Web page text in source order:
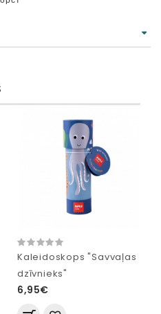
Kaleidoskops "Savvaļas
dzīvnieks"
6,95€